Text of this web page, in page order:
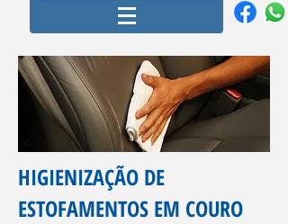
HIGIENIZAÇÃO DE
ESTOFAMENTOS EM COURO